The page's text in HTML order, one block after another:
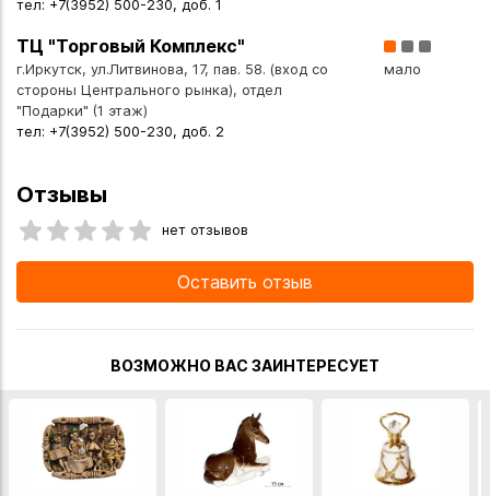
тел: +7(3952) 500-230, доб. 1
ТЦ "Торговый Комплекс"
г.Иркутск, ул.Литвинова, 17, пав. 58. (вход со
стороны Центрального рынка), отдел
"Подарки" (1 этаж)
тел: +7(3952) 500-230, доб. 2
мало
Отзывы
нет отзывов
Оставить отзыв
ВОЗМОЖНО ВАС ЗАИНТЕРЕСУЕТ